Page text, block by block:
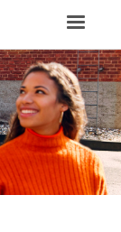
FORSIDE
NYE
BRUGTE BILER
Toggle